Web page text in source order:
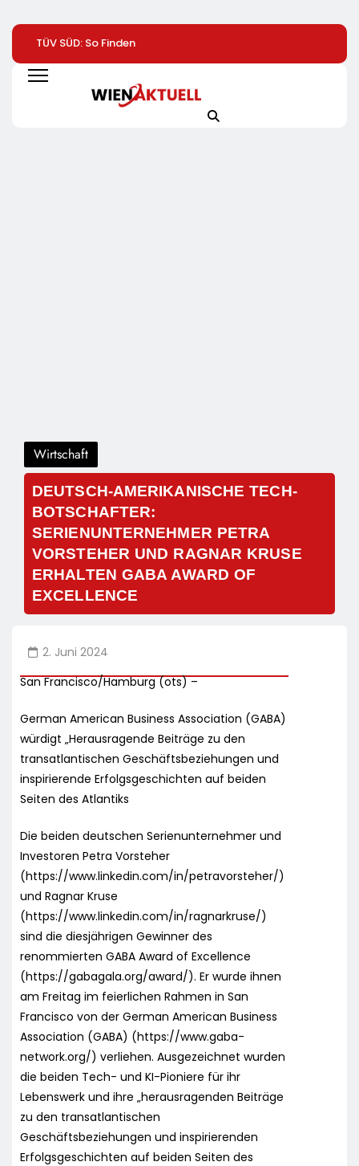
TÜV SÜD: So Finden
Verbraucher Das
Passende
Laserentfernungsmessgerät
Geberkonferenz:
Krise Der Welt Weitet
Batterietag:
Wirtschaft
DEUTSCH-AMERIKANISCHE TECH-
BOTSCHAFTER:
SERIENUNTERNEHMER PETRA
VORSTEHER UND RAGNAR KRUSE
ERHALTEN GABA AWARD OF
EXCELLENCE
2. Juni 2024
San Francisco/Hamburg (ots) –
German American Business Association (GABA)
würdigt „Herausragende Beiträge zu den
transatlantischen Geschäftsbeziehungen und
inspirierende Erfolgsgeschichten auf beiden
Seiten des Atlantiks
Die beiden deutschen Serienunternehmer und
Investoren Petra Vorsteher
(https://www.linkedin.com/in/petravorsteher/)
und Ragnar Kruse
(https://www.linkedin.com/in/ragnarkruse/)
sind die diesjährigen Gewinner des
renommierten GABA Award of Excellence
(https://gabagala.org/award/). Er wurde ihnen
am Freitag im feierlichen Rahmen in San
Francisco von der German American Business
Association (GABA) (https://www.gaba-
network.org/) verliehen. Ausgezeichnet wurden
die beiden Tech- und KI-Pioniere für ihr
Lebenswerk und ihre „herausragenden Beiträge
zu den transatlantischen
Geschäftsbeziehungen und inspirierenden
Erfolgsgeschichten auf beiden Seiten des